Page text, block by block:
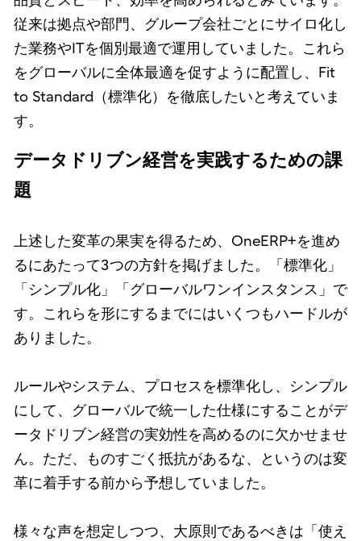
従来は拠点や部門、グループ会社ごとにサイロ化し
た業務やITを個別最適で運用していました。これら
をグローバルに全体最適を促すように配置し、Fit
to Standard（標準化）を徹底したいと考えていま
す。
データドリブン経営を実践するための課
題
上述した変革の果実を得るため、OneERP+を進め
るにあたって3つの方針を掲げました。「標準化」
「シンプル化」「グローバルワンインスタンス」で
す。これらを形にするまでにはいくつもハードルが
ありました。
ルールやシステム、プロセスを標準化し、シンプル
にして、グローバルで統一した仕様にすることがデ
ータドリブン経営の実効性を高めるのに欠かせませ
ん。ただ、ものすごく抵抗があるな、というのは変
革に着手する前から予想していました。
様々な声を想定しつつ、大原則であるべきは「使え